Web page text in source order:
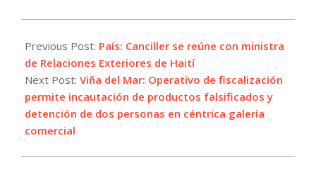
06-
23
Previous Post: País: Canciller se reúne con ministra
de Relaciones Exteriores de Haití
Next Post: Viña del Mar: Operativo de fiscalización
permite incautación de productos falsificados y
detención de dos personas en céntrica galería
comercial